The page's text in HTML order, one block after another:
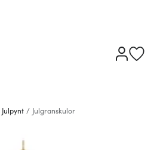
Julpynt / Julgranskulor